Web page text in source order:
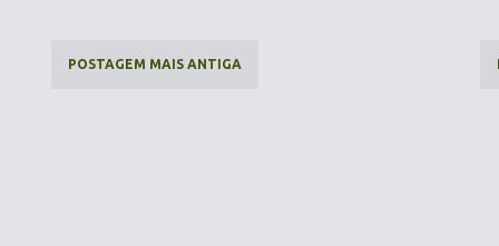
POSTAGEM MAIS ANTIGA